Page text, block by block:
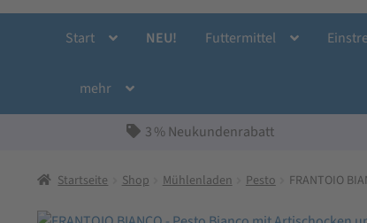
Start NEU! Futtermittel
mehr
3 % Neukundenrabatt
Startseite Shop Mühlenladen Pesto FRANTOIO